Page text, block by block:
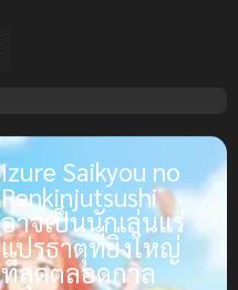
Izure Saikyou no
Renkinjutsushi
อาจเป็นนักเล่นแร่
แปรธาตุที่ยิ่งใหญ่
ที่สุดตลอดกาล